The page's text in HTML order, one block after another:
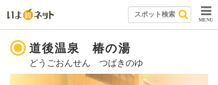
MENU
道後温泉 椿の湯
どうごおんせん つばきのゆ